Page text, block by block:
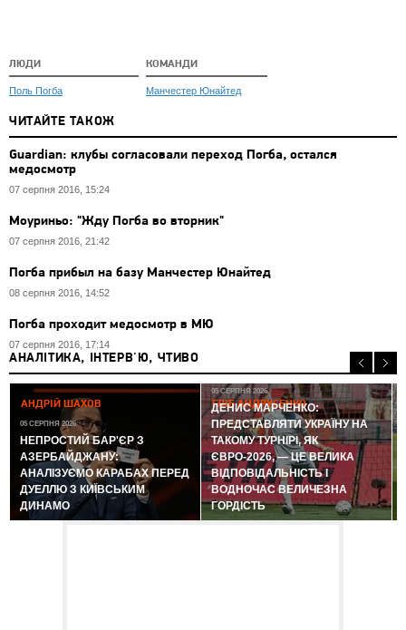
ЛЮДИ
Поль Погба
КОМАНДИ
Манчестер Юнайтед
ЧИТАЙТЕ ТАКОЖ
Guardian: клубы согласовали переход Погба, остался
медосмотр
07 серпня 2016, 15:24
Моуриньо: "Жду Погба во вторник"
07 серпня 2016, 21:42
Погба прибыл на базу Манчестер Юнайтед
08 серпня 2016, 14:52
Погба проходит медосмотр в МЮ
07 серпня 2016, 17:14
АНАЛІТИКА, ІНТЕРВ'Ю, ЧТИВО
АНДРІЙ ШАХОВ
05 СЕРПНЯ 2026
НЕПРОСТИЙ БАР'ЄР З
АЗЕРБАЙДЖАНУ:
АНАЛІЗУЄМО КАРАБАХ ПЕРЕД
ДУЕЛЛЮ З КИЇВСЬКИМ
ДИНАМО
ГЛІБ АНДРУСЕНКО
05 СЕРПНЯ 2026
ДЕНИС МАРЧЕНКО:
ПРЕДСТАВЛЯТИ УКРАЇНУ НА
ТАКОМУ ТУРНІРІ, ЯК
ЄВРО-2026, — ЦЕ ВЕЛИКА
ВІДПОВІДАЛЬНІСТЬ І
ВОДНОЧАС ВЕЛИЧЕЗНА
ГОРДІСТЬ